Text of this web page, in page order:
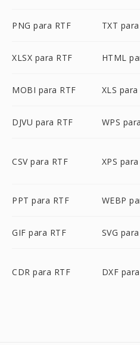
PNG para RTF TXT
XLSX para RTF HTML
MOBI para RTF XLS para
DJVU para RTF WPS
CSV para RTF XPS
PPT para RTF WEBP
GIF para RTF SVG
CDR para RTF DXF